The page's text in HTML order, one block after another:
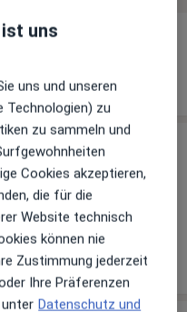
und Kosten
keine Informationen
uns
uns und unseren
Technologien) zu
zu sammeln und
Cookies akzeptieren,
die für die
Website technisch
können nie
Zustimmung jederzeit
Ihre Präferenzen
unter Datenschutz und